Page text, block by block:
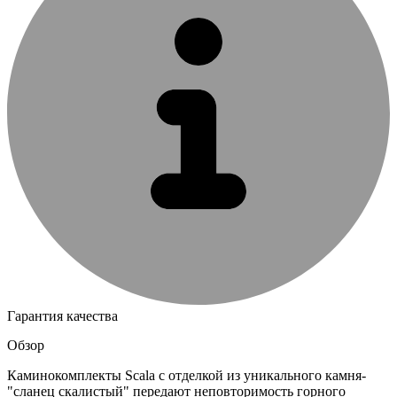
Гарантия качества
Обзор
Каминокомплекты Scala с отделкой из уникального камня-
"сланец скалистый" передают неповторимость горного